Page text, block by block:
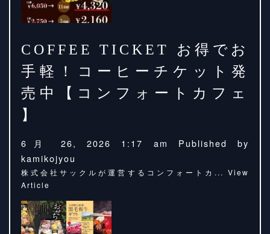
COFFEE TICKET お得でお
手軽！コーヒーチケット発
売中【コンフォートカフェ
】
6月 26, 2026 1:17 am
Published by
kamikojyou
株式会社サックルが運営するコンフォートカ... View
Article